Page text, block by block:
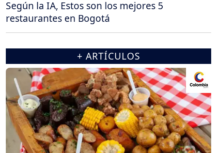
Según la IA, Estos son los mejores 5
restaurantes en Bogotá
+ ARTÍCULOS